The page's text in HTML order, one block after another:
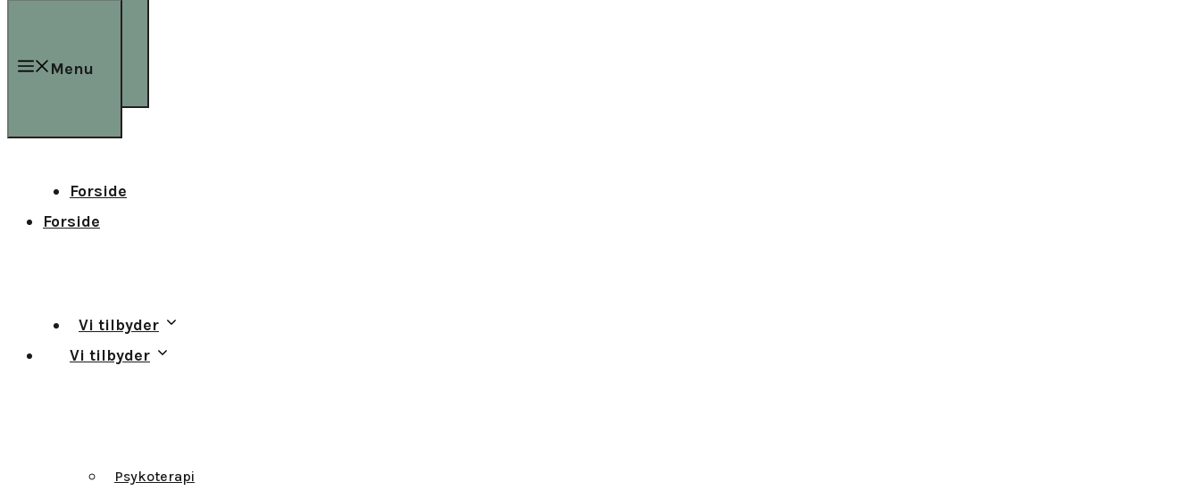
Forside
Vi tilbyder
Psykoterapi
Menu
Forside
Vi tilbyder